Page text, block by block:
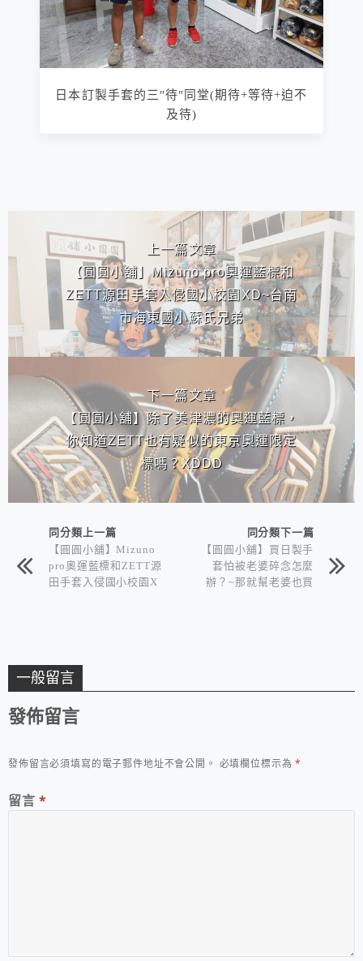
日本訂製手套的三"待"同堂(期待+等待+迫不
及待)
上一篇文章
【圓圓小舖】Mizuno pro奧運藍標和
ZETT源田手套入侵國小校園XD~台南
市海東國小蘇氏兄弟
下一篇文章
【圓圓小舖】除了美津濃的奧運藍標，
你知道ZETT也有疑似的東京奧運限定
標嗎？XDDD
同分類上一篇
【圓圓小舖】Mizuno
pro奧運藍標和ZETT源
田手套入侵國小校園X
同分類下一篇
【圓圓小舖】買日製手
套怕被老婆碎念怎麼
辦？~那就幫老婆也買
一般留言
發佈留言
發佈留言必須填寫的電子郵件地址不會公開。 必填欄位標示為*
留言 *